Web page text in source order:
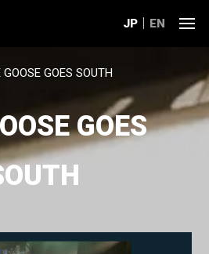
JP EN
GOOSE GOES SOUTH
GOES